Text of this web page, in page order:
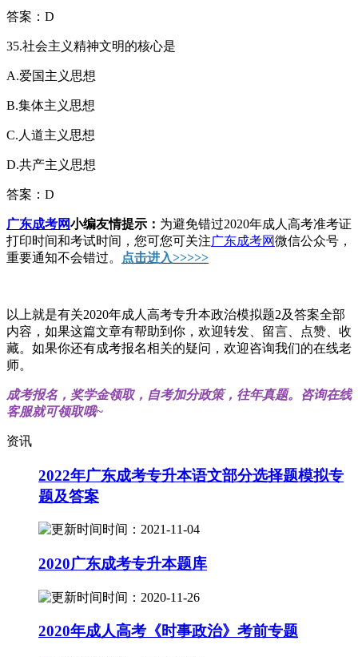
答案：D
35.社会主义精神文明的核心是
A.爱国主义思想
B.集体主义思想
C.人道主义思想
D.共产主义思想
答案：D
广东成考网小编友情提示： 为避免错过2020年成人高考准考证
打印时间和考试时间，您可您可关注广东成考网微信公众号，
重要通知不会错过。
点击进入>>>>>
以上就是有关2020年成人高考专升本政治模拟题2及答案全部
内容，如果这篇文章有帮助到你，欢迎转发、留言、点赞、收
藏。如果你还有成考报名相关的疑问，欢迎咨询我们的在线老
师。
成考报名，奖学金领取，自考加分政策，往年真题。咨询在线
客服就可领取哦~
资讯
2022年广东成考专升本语文部分选择题模拟专
题及答案
时间：2021-11-04
2020广东成考专升本题库
时间：2020-11-26
2020年成人高考《时事政治》考前专题